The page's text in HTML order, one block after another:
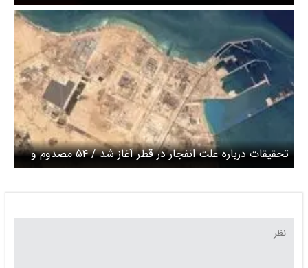
تحقیقات درباره علت انفجار در قطر آغاز شد / ۵۴ مصدوم و
۱۸ مفقود تا این لحظه